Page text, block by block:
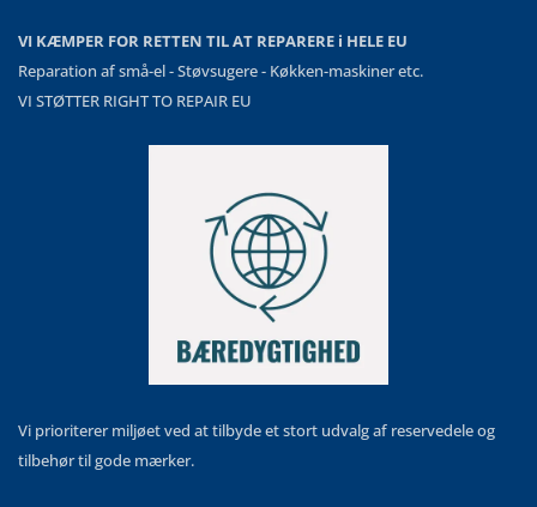
VI KÆMPER FOR RETTEN TIL AT REPARERE i HELE EU
Reparation af små-el - Støvsugere - Køkken-maskiner etc.
VI STØTTER RIGHT TO REPAIR EU
Vi prioriterer miljøet ved at tilbyde et stort udvalg af reservedele og
tilbehør til gode mærker.